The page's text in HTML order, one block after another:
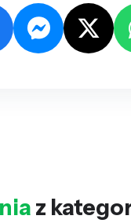
z